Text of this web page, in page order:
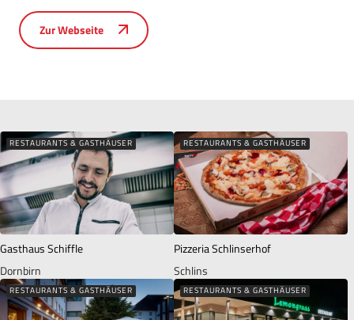
Zur Webseite
RESTAURANTS & GASTHÄUSER
Gasthaus Schiffle
Dornbirn
RESTAURANTS & GASTHÄUSER
Pizzeria Schlinserhof
Schlins
RESTAURANTS & GASTHÄUSER RESTAURANTS & GASTHÄUSER